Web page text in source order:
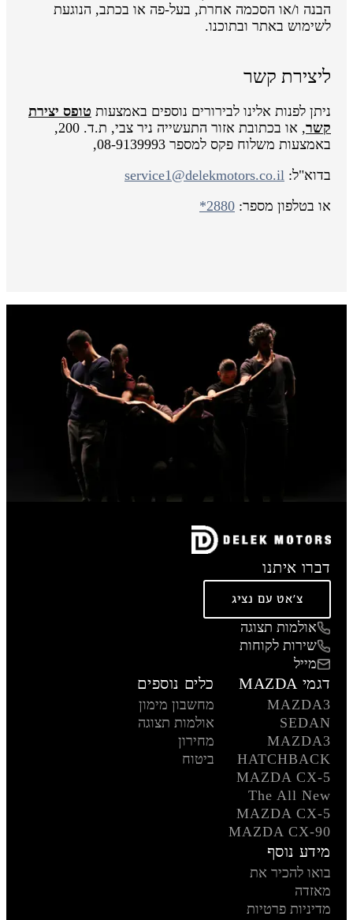
הבנה ו/או הסכמה אחרת, בעל-פה או בכתב, הנוגעת
לשימוש באתר ובתוכנו.
ליצירת קשר
ניתן לפנות אלינו לבירורים נוספים באמצעות טופס יצירת
קשר
, או בכתובת אזור התעשייה ניר צבי, ת.ד. 200,
באמצעות משלוח פקס למספר 08-9139993,
בדוא"ל:service1@delekmotors.co.il
או בטלפון מספר: *2880
דברו איתנו
צ'אט עם נציג
אולמות תצוגה
שירות לקוחות
מייל
דגמי MAZDA
MAZDA3
SEDAN
MAZDA3
HATCHBACK
MAZDA CX-5
The All New
MAZDA CX-5
MAZDA CX-90
כלים נוספים
מחשבון מימון
אולמות תצוגה
מחירון
ביטוח
מידע נוסף
בואו להכיר את
מאזדה
מדיניות פרטיות